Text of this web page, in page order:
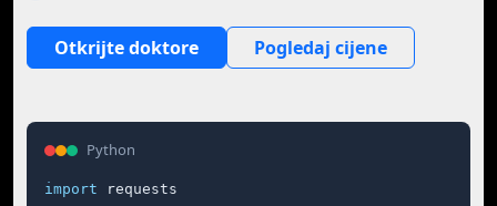
Otkrijte doktore Pogledaj cijene
Python
import requests